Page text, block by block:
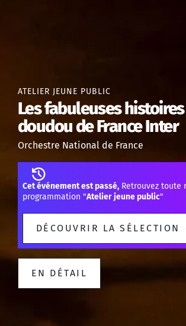
ATELIER JEUNE PUBLIC
Les fabuleuses
doudou de France Inter
Orchestre National de France
Cet événement est passé, Retrouvez toute
programmation "Atelier jeune public"
DÉCOUVRIR LA SÉLECTION
EN DÉTAIL